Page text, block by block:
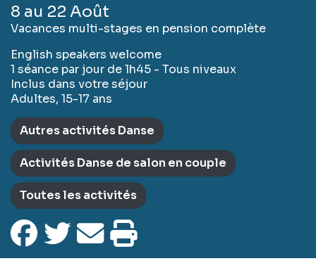
8 au 22 Août
Vacances multi-stages en pension complète
English speakers welcome
1 séance par jour de 1h45 - Tous niveaux
Inclus dans votre séjour
Adultes, 15-17 ans
Autres activités Danse
Activités Danse de salon en couple
Toutes les activités